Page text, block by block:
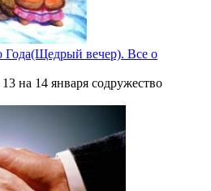
Года(Щедрый вечер). Все о
на 14 января содружество